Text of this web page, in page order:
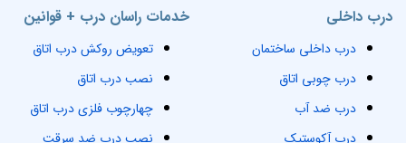
خدمات راسان درب + قوانین
تعویض روکش درب اتاق
نصب درب اتاق
چهارچوب فلزی درب اتاق
نصب درب ضد سرقت
درب داخلی
درب داخلی ساختمان
درب چوبی اتاق
درب ضد آب
درب آکوستیک